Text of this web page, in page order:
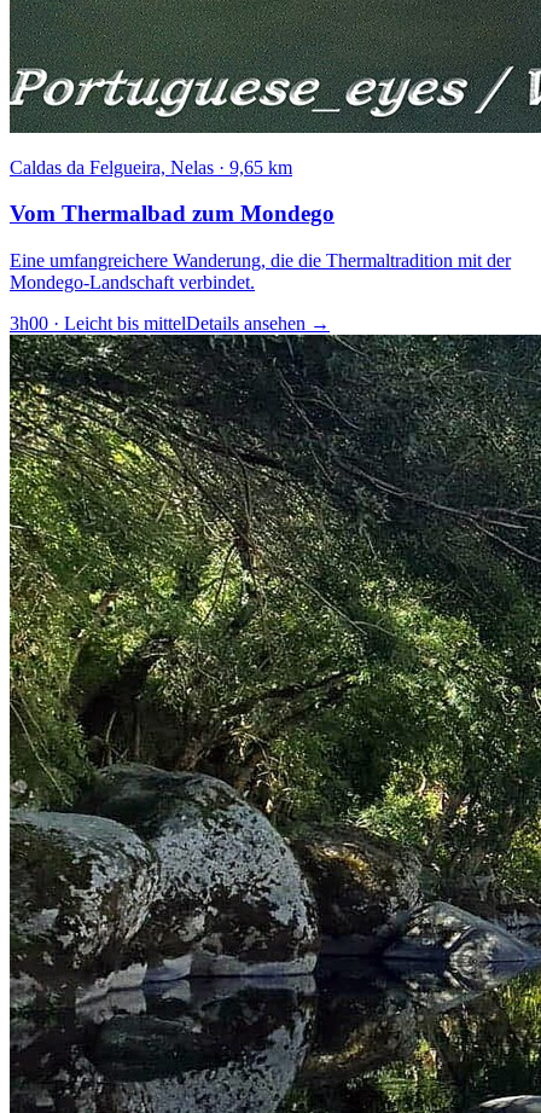
Caldas da Felgueira, Nelas · 9,65 km
Vom Thermalbad zum Mondego
Eine umfangreichere Wanderung, die die Thermaltradition mit der
Mondego-Landschaft verbindet.
3h00 · Leicht bis mittelDetails ansehen →